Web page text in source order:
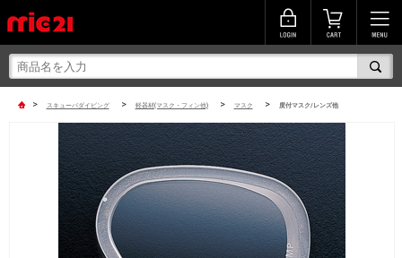
> スキューバダイビング > 軽器材(マスク・フィン他) > マスク > 度付マスク/レンズ他